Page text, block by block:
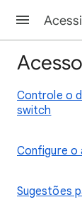
Controle o
switch
Configure o
Sugestões